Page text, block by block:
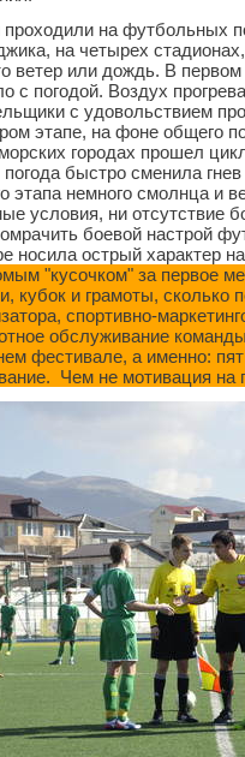
на футбольных
на четырех
ветер или дождь. В
с погодой. Воздух
с удовольствием
этапе, на фоне общего
городах прошел
погода быстро сменила
этапа немного смолнца и
условия, ни отсутствие
боевой настрой
носила острый характер
"кусочком" за первое
кубок и грамоты, сколько
спортивно-
обслуживание
фестивале, а именно:
Чем не мотивация на